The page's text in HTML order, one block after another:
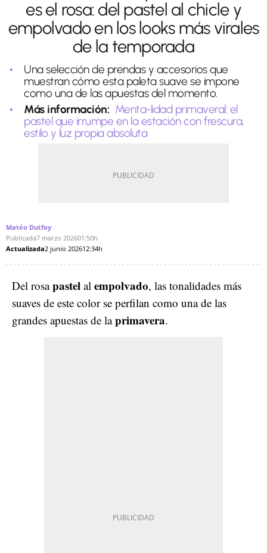
es el rosa: del pastel al chicle y
empolvado en los looks más virales
de la temporada
Una selección de prendas y accesorios que
muestran cómo esta paleta suave se impone
como una de las apuestas del momento.
Más información: Menta-lidad primaveral: el
pastel que irrumpe en la estación con frescura,
estilo y luz propia absoluta
Matéo Dutfoy
Publicada7 marzo 202601:50h
Actualizada2 junio 202612:34h
Del rosapastel al empolvado, las tonalidades más
suaves de este color se perfilan como una de las
grandes apuestas de laprimavera.